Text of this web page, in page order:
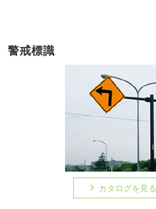
警戒標識
カタログを見る